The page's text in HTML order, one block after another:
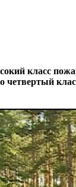
класс
четвертый